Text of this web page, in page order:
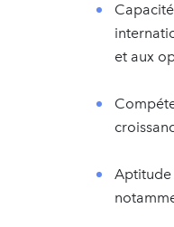
et aux
Aptitude